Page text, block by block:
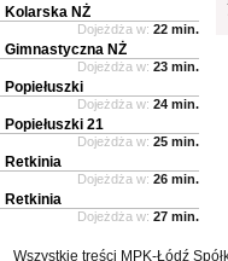
Kolarska NŻ
Dojeżdża w: 22 min.
Gimnastyczna NŻ
Dojeżdża w: 23 min.
Popiełuszki
Dojeżdża w: 24 min.
Popiełuszki 21
Dojeżdża w: 25 min.
Retkinia
Dojeżdża w: 26 min.
Retkinia
Dojeżdża w: 27 min.
Wszystkie treści MPK-Łódź